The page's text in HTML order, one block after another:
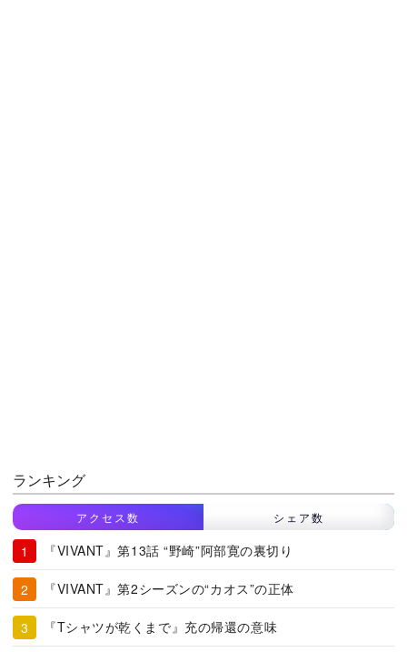
ランキング
アクセス数 シェア数
『VIVANT』第13話 “野崎”阿部寛の裏切り
『VIVANT』第2シーズンの“カオス”の正体
『Tシャツが乾くまで』充の帰還の意味